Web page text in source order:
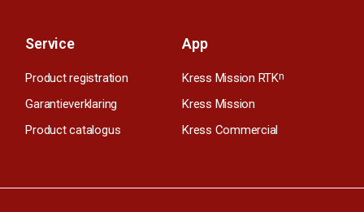
Service
Product registration
Garantieverklaring
Product catalogus
App
Kress Mission RTKn
Kress Mission
Kress Commercial